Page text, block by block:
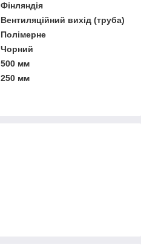
Фінляндія
Вентиляційний вихід (труба)
Полімерне
Чорний
500 мм
250 мм